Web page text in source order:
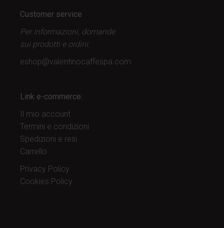
Customer service
Per informazioni, domande
sui prodotti e ordini:
eshop@valentinocaffespa.com
Link e-commerce:
Il mio account
Termini e condizioni
Spedizioni e resi
Carrello
Privacy Policy
Cookies Policy